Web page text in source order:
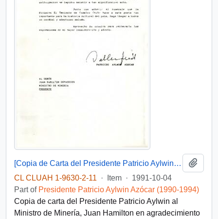
[Copia de Carta del Presidente Patricio Aylwin al Ministro de Minería, Juan Hamilton]
CL CLUAH 1-9630-2-11
· Item · 1991-10-04
Part of Presidente Patricio Aylwin Azócar (1990-1994)
Copia de carta del Presidente Patricio Aylwin al
Ministro de Minería, Juan Hamilton en agradecimiento